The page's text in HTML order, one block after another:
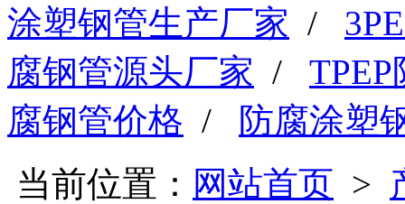
涂塑钢管生产厂家 /
腐钢管源头厂家 /
腐钢管价格 /
防腐涂塑
当前位置： 网站首页 >